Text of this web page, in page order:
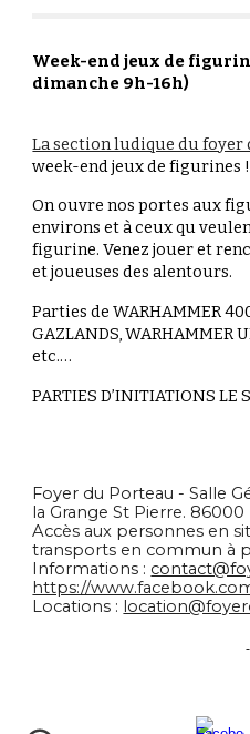
Week-end jeux de
dimanche 9h-16h)
La section ludique du foyer
week-end jeux de figurines !
On ouvre nos portes aux
environs et à ceux qu
figurine. Venez jouer et
et joueuses des alentours.
Parties de WARHAMMER
GAZLANDS, WARHAMMER
etc.…
PARTIES D’INITIATIONS LE
Foyer du Porteau - Salle
la Grange St Pierre. 86000
Accès aux personnes en
transports en
Informations :
https://
Locations :